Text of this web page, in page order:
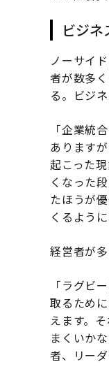
ビジ
ノーサイ
者が数多
る。ビジ
「企業統
あります
起こった
くなった
たほうが
くるよう
経営者が
「ラグビ
取るため
えます。
まくいか
者、リー